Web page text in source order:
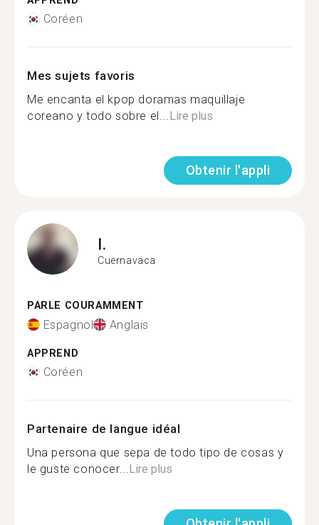
Coréen
Mes sujets favoris
Me encanta el kpop doramas maquillaje
coreano y todo sobre el...Lire plus
Obtenir l'appli
I.
Cuernavaca
PARLE COURAMMENT
Espagnol Anglais
APPREND
Coréen
Partenaire de langue idéal
Una persona que sepa de todo tipo de cosas y
le guste conocer...Lire plus